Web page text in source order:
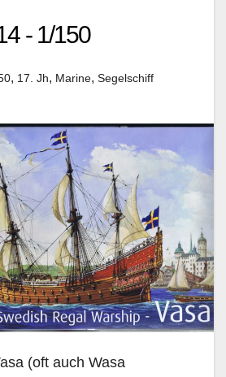
- 1/150
, 17. Jh, Marine, Segelschiff
(oft auch Wasa